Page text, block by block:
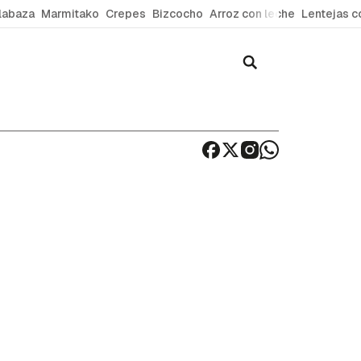
Marmitako Crepes Bizcocho Arroz con leche Lentejas